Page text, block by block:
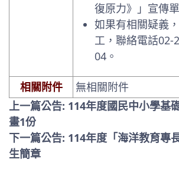
復原力》」宣傳
如果有相關疑義
工，聯絡電話02-
04。
相關附件
無相關附件
上一篇公告: 114年度國民中小學基
畫1份
下一篇公告: 114年度「海洋教育專
生簡章